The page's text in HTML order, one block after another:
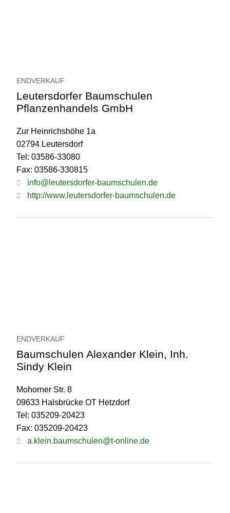
ENDVERKAUF
Leutersdorfer Baumschulen
Pflanzenhandels GmbH
Zur Heinrichshöhe 1a
02794 Leutersdorf
Tel: 03586-33080
Fax: 03586-330815
info@leutersdorfer-baumschulen.de
http://www.leutersdorfer-baumschulen.de
ENDVERKAUF
Baumschulen Alexander Klein, Inh.
Sindy Klein
Mohorner Str. 8
09633 Halsbrücke OT Hetzdorf
Tel: 035209-20423
Fax: 035209-20423
a.klein.baumschulen@t-online.de